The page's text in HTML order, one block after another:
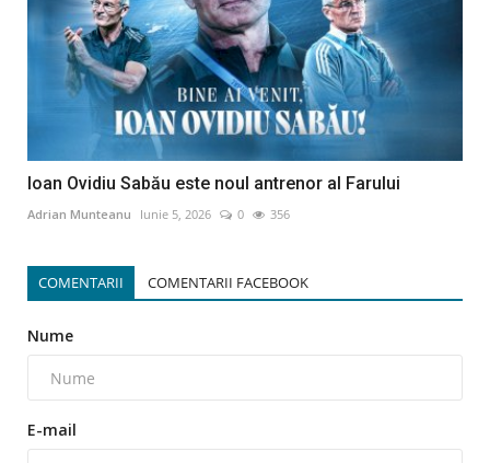
Ioan Ovidiu Sabău este noul antrenor al Farului
Adrian Munteanu Iunie 5, 2026 0 356
COMENTARII COMENTARII FACEBOOK
Nume
E-mail